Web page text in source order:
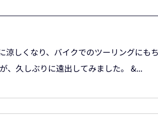
しくなり、バイクでのツーリングにも
、久しぶりに遠出してみました。 &...